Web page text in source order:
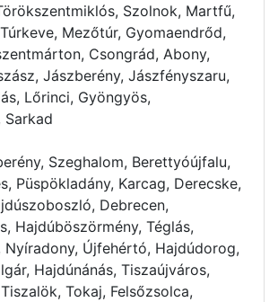
Szolnok, Martfű,
Mezőtúr, Gyomaendrőd,
Csongrád, Abony,
Jászberény, Jászfényszaru,
Lőrinci, Gyöngyös,
Sarkad
Szeghalom, Berettyóújfalu,
Püspökladány, Karcag, Derecske,
Debrecen,
Hajdúböszörmény, Téglás,
Nyíradony, Újfehértó, Hajdúdorog,
Hajdúnánás, Tiszaújváros,
Tokaj, Felsőzsolca,